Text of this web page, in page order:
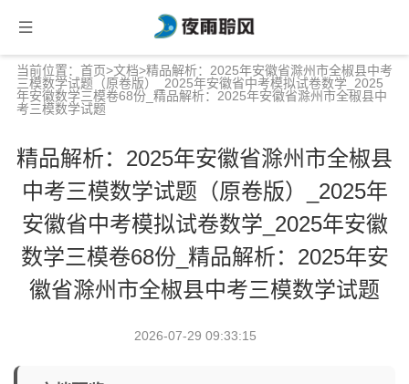
当前位置： 首页>文档>精品解析：2025年安徽省滁州市全椒县中考
三模数学试题（原卷版）_2025年安徽省中考模拟试卷数学_2025
年安徽数学三模卷68份_精品解析：2025年安徽省滁州市全椒县中
考三模数学试题
精品解析：2025年安徽省滁州市全椒县
中考三模数学试题（原卷版）_2025年
安徽省中考模拟试卷数学_2025年安徽
数学三模卷68份_精品解析：2025年安
徽省滁州市全椒县中考三模数学试题
2026-07-29 09:33:15